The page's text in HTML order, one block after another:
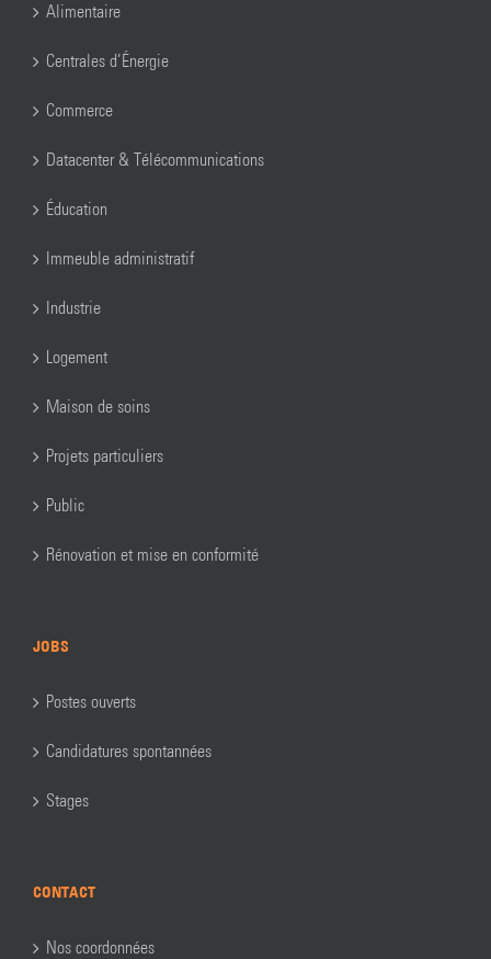
Alimentaire
Centrales d’Énergie
Commerce
Datacenter & Télécommunications
Éducation
Immeuble administratif
Industrie
Logement
Maison de soins
Projets particuliers
Public
Rénovation et mise en conformité
JOBS
Postes ouverts
Candidatures spontannées
Stages
CONTACT
Nos coordonnées